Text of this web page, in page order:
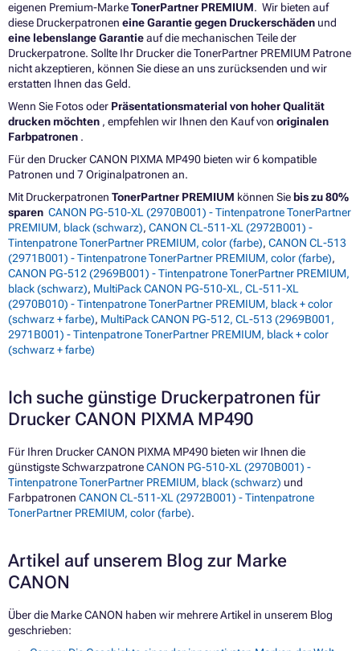
eigenen Premium-MarkeTonerPartner PREMIUM. Wir bieten auf
diese Druckerpatronen eine Garantie gegen Druckerschäden und
eine lebenslange Garantieauf die mechanischen Teile der
Druckerpatrone. Sollte Ihr Drucker die TonerPartner PREMIUM Patrone
nicht akzeptieren, können Sie diese an uns zurücksenden und wir
erstatten Ihnen das Geld.
Wenn Sie Fotos oder Präsentationsmaterial von hoher Qualität
drucken möchten , empfehlen wir Ihnen den Kauf von originalen
Farbpatronen .
Für den Drucker CANON PIXMA MP490 bieten wir 6 kompatible
Patronen und 7 Originalpatronen an.
Mit Druckerpatronen TonerPartner PREMIUM können Sie bis zu 80%
sparen CANON PG-510-XL (2970B001) - Tintenpatrone TonerPartner
PREMIUM, black (schwarz), CANON CL-511-XL (2972B001) -
Tintenpatrone TonerPartner PREMIUM, color (farbe), CANON CL-513
(2971B001) - Tintenpatrone TonerPartner PREMIUM, color (farbe),
CANON PG-512 (2969B001) - Tintenpatrone TonerPartner PREMIUM,
black (schwarz), MultiPack CANON PG-510-XL, CL-511-XL
(2970B010) - Tintenpatrone TonerPartner PREMIUM, black + color
(schwarz + farbe), MultiPack CANON PG-512, CL-513 (2969B001,
2971B001) - Tintenpatrone TonerPartner PREMIUM, black + color
(schwarz + farbe)
Ich suche günstige Druckerpatronen für
Drucker CANON PIXMA MP490
Für Ihren Drucker CANON PIXMA MP490 bieten wir Ihnen die
günstigste SchwarzpatroneCANON PG-510-XL (2970B001) -
Tintenpatrone TonerPartner PREMIUM, black (schwarz) und
Farbpatronen CANON CL-511-XL (2972B001) - Tintenpatrone
TonerPartner PREMIUM, color (farbe).
Artikel auf unserem Blog zur Marke
CANON
Über die Marke CANON haben wir mehrere Artikel in unserem Blog
geschrieben: